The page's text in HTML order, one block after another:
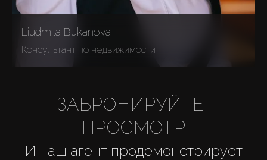
Liudmila Bukanova
Консультант по недвижимости
ЗАБРОНИРУЙТЕ
ПРОСМОТР
И наш агент продемонстрирует